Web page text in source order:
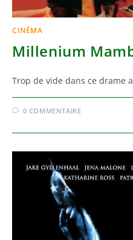
CINÉMA
Millenium
Trop de vide dans ce drame
0 COMMENTAIRE